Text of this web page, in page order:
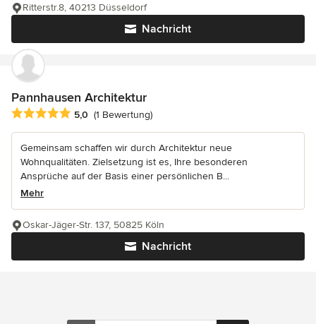
Nachricht
Ritterstr.8, 40213 Düsseldorf
Pannhausen Architektur
Durchschnittliche Bewertung: 5 von 5 Sternen
5,0 (1 Bewertung)
Gemeinsam schaffen wir durch Architektur neue
Wohnqualitäten. Zielsetzung ist es, Ihre besonderen
Ansprüche auf der Basis einer persönlichen B...
Mehr
Nachricht
Oskar-Jäger-Str. 137, 50825 Köln